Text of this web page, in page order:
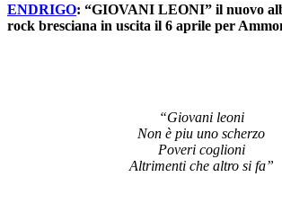
ENDRIGO: “GIOVANI LEONI” il nuovo
rock bresciana in uscita il 6 aprile per
“Giovani leoni
Non è piu uno scherzo
Poveri coglioni
Altrimenti che altro si fa”